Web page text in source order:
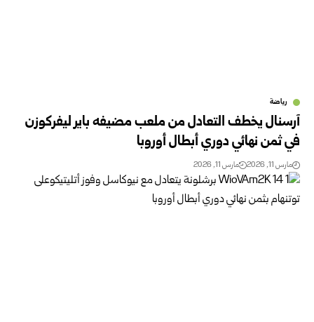
رياضة
آرسنال يخطف التعادل من ملعب مضيفه باير ليفركوزن
في ثمن نهائي دوري أبطال أوروبا
مارس 11, 2026 مارس 11, 2026